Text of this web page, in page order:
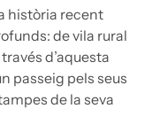
història recent
de vila rural
d’aquesta
passeig pels seus
de la seva